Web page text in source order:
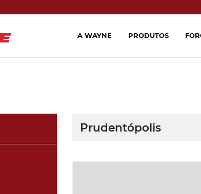
Prudentópolis
A WAYNE PRODUTOS